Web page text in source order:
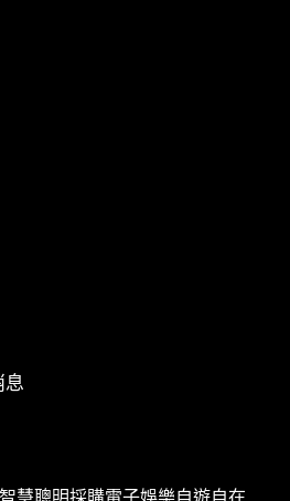
息
慧聰明採購電子娛樂自遊自在